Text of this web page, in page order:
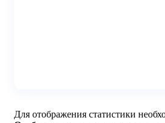
Для отображения статистики